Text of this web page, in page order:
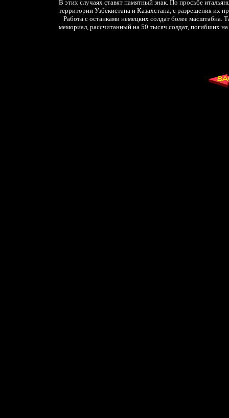
В этих случаях ставят памятный знак. По просьбе
территории Узбекистана и Казахстана, с разрешения их
Работа с останками немецких солдат более масштабна.
мемориал, рассчитанный на 50 тысяч солдат, погибших на